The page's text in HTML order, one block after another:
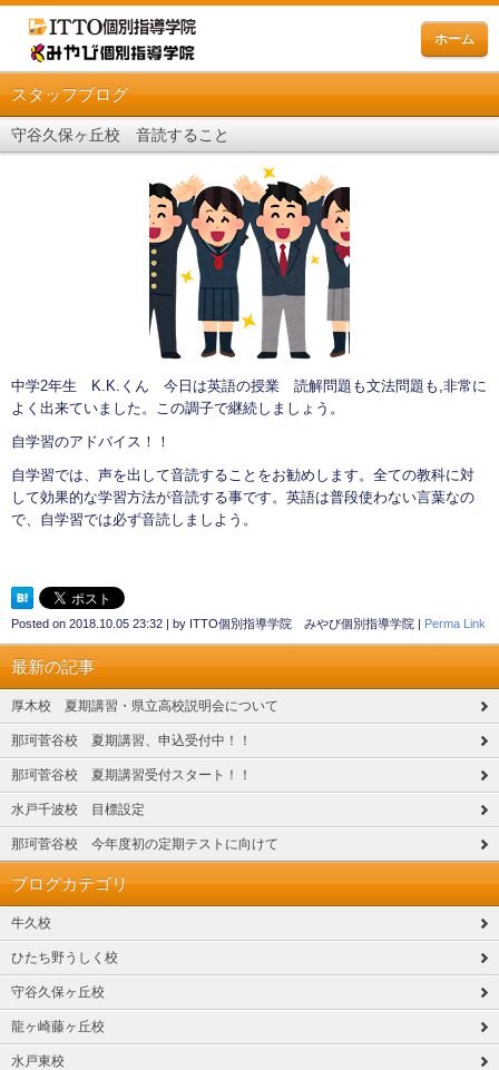
ホーム
スタッフブログ
守谷久保ヶ丘校 音読すること
中学2年生 K.K.くん 今日は英語の授業 読解問題も文法問題も,非常に
よく出来ていました。この調子で継続しましょう。
自学習のアドバイス！！
自学習では、声を出して音読することをお勧めします。全ての教科に対
して効果的な学習方法が音読する事です。英語は普段使わない言葉なの
で、自学習では必ず音読しましよう。
Posted on 2018.10.05 23:32 | by ITTO個別指導学院 みやび個別指導学院 | Perma Link
最新の記事
厚木校 夏期講習・県立高校説明会について
那珂菅谷校 夏期講習、申込受付中！！
那珂菅谷校 夏期講習受付スタート！！
水戸千波校 目標設定
那珂菅谷校 今年度初の定期テストに向けて
ブログカテゴリ
牛久校
ひたち野うしく校
守谷久保ヶ丘校
龍ヶ崎藤ヶ丘校
水戸東校